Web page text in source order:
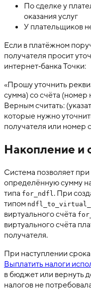
По сделке у
оказания услуг
У плательщиков
Если в платёжном
получателя просит
интернет‑банка Точки:
«Прошу уточнить
сумма) со счёта
Верным считать:
которые нужно
получателя или номер
Накопление и
Система позволяет
определённую сумму
типа for_ndfl . При
типом
виртуального счёта
виртуального счёта
получателя.
При наступлении
Выплатить налоги
в бюджет или вернуть
налогов не